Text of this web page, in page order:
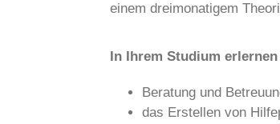
einem dreimonatigem
In Ihrem Studium
Beratung und
das Erstellen von